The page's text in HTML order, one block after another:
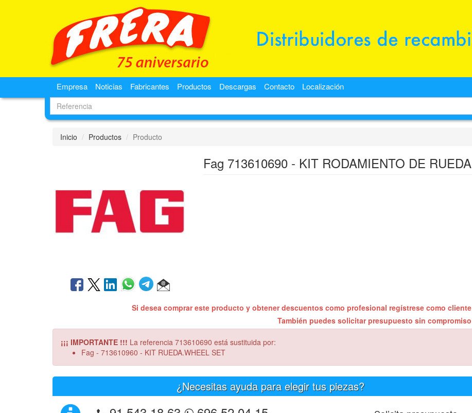
Empresa Noticias Fabricantes Productos Descargas Contacto Localización
Inicio Productos Producto
Fag 713610690 - KIT RODAMIENTO DE RUEDA
Si desea comprar este producto y obtener descuentos como profesional regístrese como cliente
También puedes solicitar presupuesto sin compromiso
¡¡¡ IMPORTANTE !!! La referencia 713610690 está sustituida por:
Fag - 713610960 - KIT RUEDA.WHEEL SET
¿Necesitas ayuda para elegir tus piezas?